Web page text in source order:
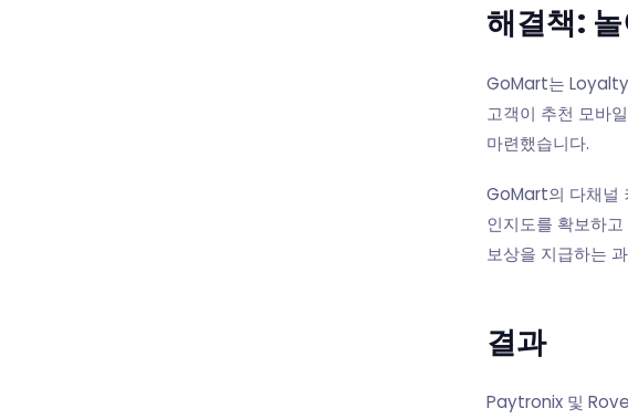
해결책:
GoMart는
고객이 추천 모바
마련했습니다.
GoMart의 다채널
인지도를 확보하
보상을 지급하는
결과
Paytronix 및